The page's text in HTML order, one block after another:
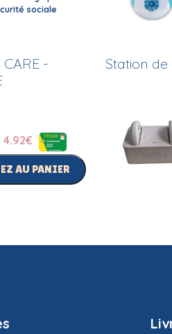
sociale
CARE -
4.92€
AU PANIER
Station de